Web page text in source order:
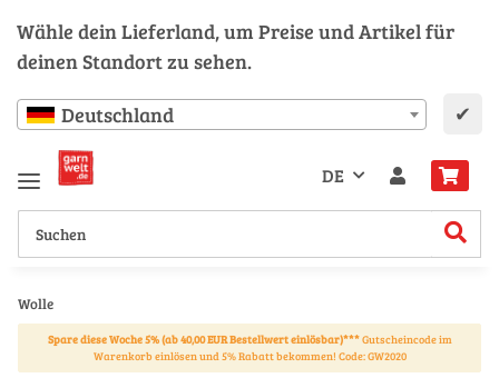
Wähle dein Lieferland, um Preise und Artikel für
deinen Standort zu sehen.
Deutschland ✔
DE
Wolle
Spare diese Woche 5% (ab 40,00 EUR Bestellwert einlösbar)***Gutscheincode im
Warenkorb einlösen und 5% Rabatt bekommen! Code: GW2020